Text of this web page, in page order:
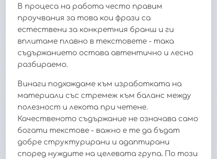
В процеса на работа често правим
проучвания за това кои фрази са
естествени за конкретния бранш и ги
вплитаме плавно в текстовете - така
съдържанието остава автентично и лесно
разбираемо.
Винаги подхождаме към изработката на
материали със стремеж към баланс между
полезност и лекота при четене.
Качественото съдържание не означава само
богати текстове - важно е те да бъдат
добре структурирани и адаптирани
според нуждите на целевата група. По този